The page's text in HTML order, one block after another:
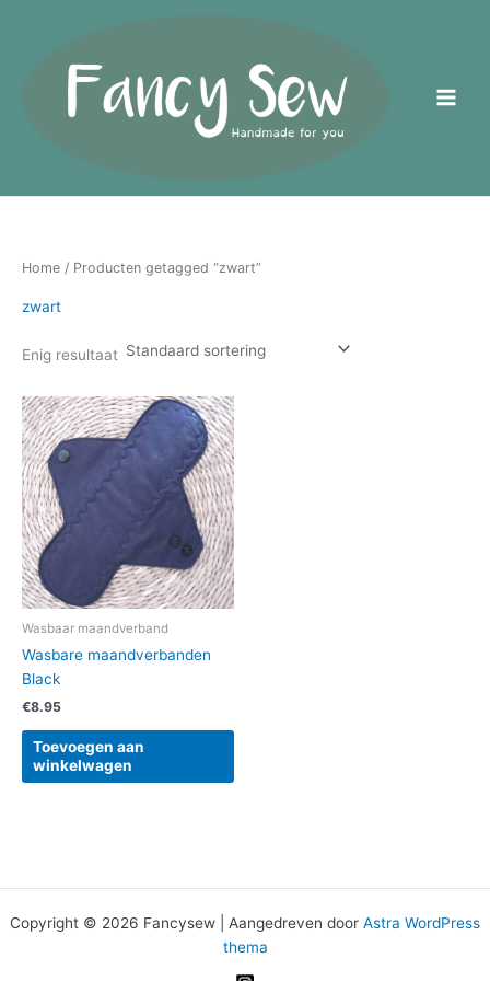
Home / Producten getagged “zwart”
zwart
Enig resultaat
Wasbaar maandverband
Wasbare maandverbanden
Black
€8.95
Toevoegen aan
winkelwagen
Copyright © 2026 Fancysew | Aangedreven door Astra WordPress
thema